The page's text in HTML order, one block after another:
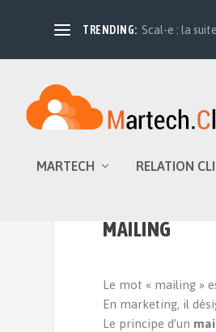
TRENDING: Scal-e : la
MARTECH RELATION
MAILING
Le mot « mailing »
En marketing, il
Le principe d’un